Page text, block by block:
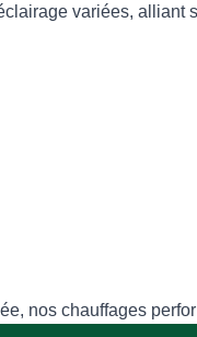
variées,
nos chauffages